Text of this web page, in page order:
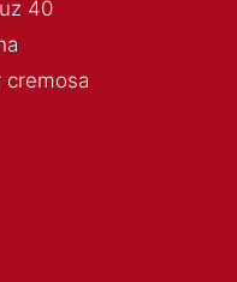
40
cremosa